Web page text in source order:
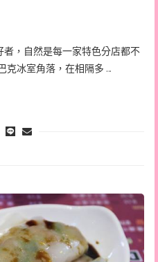
，自然是每一家特色分店都不
克冰室角落，在相隔多 …